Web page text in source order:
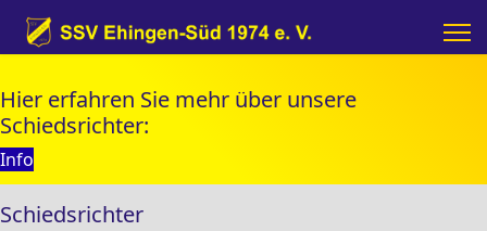
Hier erfahren Sie mehr über unsere
Schiedsrichter:
Info
Schiedsrichter